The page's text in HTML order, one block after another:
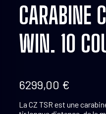
CARABINE
WIN. 10
6299,00 €
La CZ TSR est une